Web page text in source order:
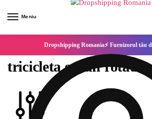
Meniu
Dropshipping Romania⚡ Furnizorul tău
tricicleta scaun rotativ